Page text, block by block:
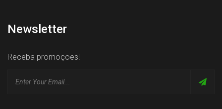
Newsletter
Receba promoções!